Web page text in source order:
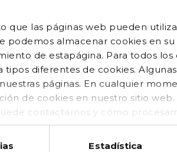
que las páginas web pueden
podemos almacenar cookies en su
de estapágina. Para todos
tipos diferentes de cookies.
páginas. En cualquier
de cookies en nuestro sitio
contactarnos y cómo
cookies-policy.html)
Estadística